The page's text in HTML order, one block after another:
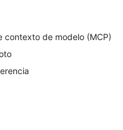
contexto de modelo (MCP)